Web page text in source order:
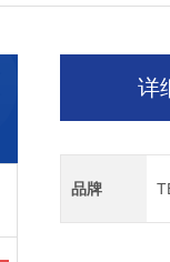
详
品牌